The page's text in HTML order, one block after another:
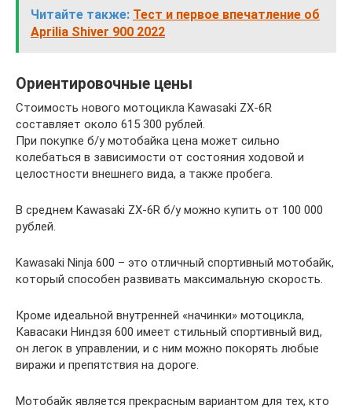
Читайте также: Тест и первое впечатление об
Aprilia Shiver 900 2022
Ориентировочные цены
Стоимость нового мотоцикла Kawasaki ZX-6R
составляет около 615 300 рублей.
При покупке б/у мотобайка цена может сильно
колебаться в зависимости от состояния ходовой и
целостности внешнего вида, а также пробега.
В среднем Kawasaki ZX-6R б/у можно купить от 100 000
рублей.
Kawasaki Ninja 600 – это отличный спортивный мотобайк,
который способен развивать максимальную скорость.
Кроме идеальной внутренней «начинки» мотоцикла,
Кавасаки Ниндзя 600 имеет стильный спортивный вид,
он легок в управлении, и с ним можно покорять любые
виражи и препятствия на дороге.
Мотобайк является прекрасным вариантом для тех, кто